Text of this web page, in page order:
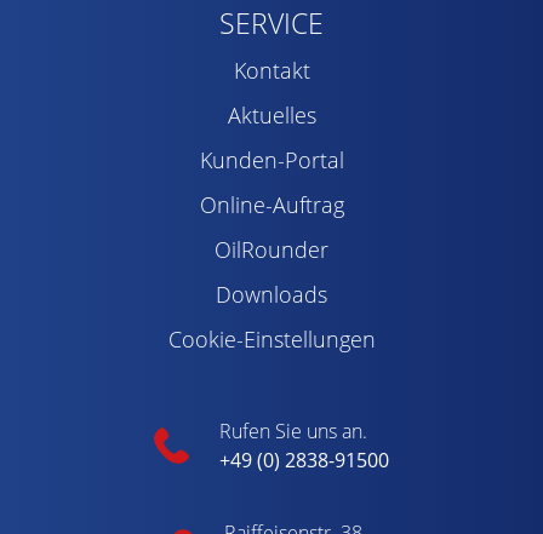
SERVICE
Kontakt
Aktuelles
Kunden-Portal
Online-Auftrag
OilRounder
Downloads
Cookie-Einstellungen
Rufen Sie uns an.
+49 (0) 2838-91500